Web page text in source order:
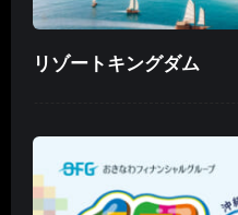
リゾートキングダム